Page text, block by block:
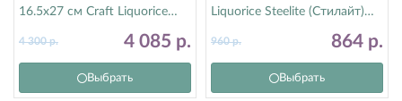
16.5х27 см Craft Liquorice
4 085 р.
4 300р.
Выбрать
Liquorice Steelite (Стилайт)
864 р.
960р.
Выбрать